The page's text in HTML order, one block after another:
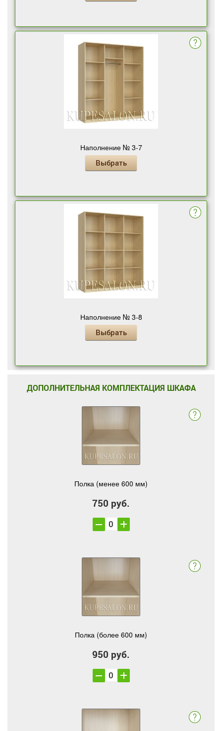
Наполнение № 3-7
Выбрать
Наполнение № 3-8
Выбрать
ДОПОЛНИТЕЛЬНАЯ КОМПЛЕКТАЦИЯ ШКАФА
Полка (менее 600 мм)
750 руб.
Полка (более 600 мм)
950 руб.